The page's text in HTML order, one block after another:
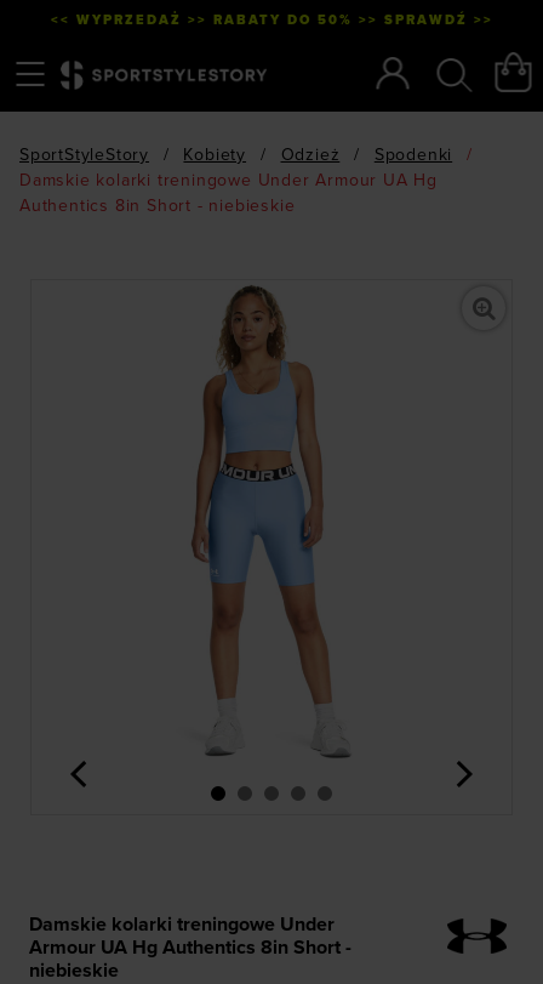
<< WYPRZEDAŻ >> RABATY DO 50% >> SPRAWDŹ >>
SportStyleStory / Kobiety / Odzież / Spodenki
/
Damskie kolarki treningowe Under Armour UA Hg
Authentics 8in Short - niebieskie
<
Damskie kolarki treningowe Under
Armour UA Hg Authentics 8in Short -
niebieskie